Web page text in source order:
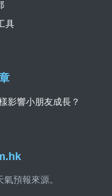
預報來源。
具
影響小朋友成長？